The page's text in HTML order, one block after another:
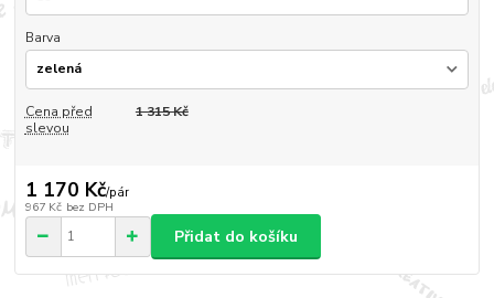
Barva
Cena před
slevou
1 315 Kč
1 170 Kč/pár
967 Kč bez DPH
Přidat do košíku